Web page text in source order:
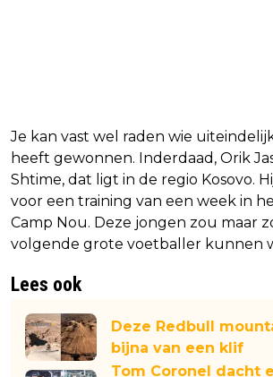
Je kan vast wel raden wie
heeft gewonnen. Inderdaad, Orik
Shtime, dat ligt in de regio Kosovo.
voor een training van een week in
Camp Nou. Deze jongen zou maar
volgende grote voetballer kunnen
Lees ook
Deze Redbull
bijna van een klif
Tom Coronel dacht